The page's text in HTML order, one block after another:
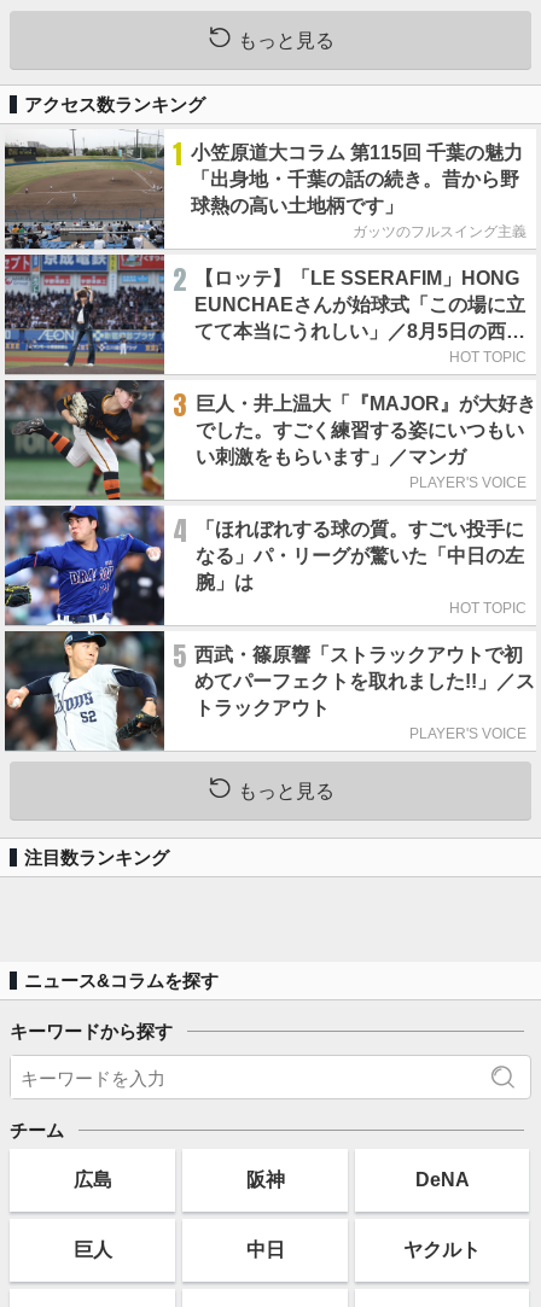
もっと見る
アクセス数ランキング
1 小笠原道大コラム 第115回 千葉の魅力
「出身地・千葉の話の続き。昔から野
球熱の高い土地柄です」
ガッツのフルスイング主義
2
【ロッテ】「LE SSERAFIM」HONG
EUNCHAEさんが始球式「この場に立
てて本当にうれしい」／8月5日の西武
HOT TOPIC
3
巨人・井上温大「『MAJOR』が大好き
でした。すごく練習する姿にいつもい
い刺激をもらいます」／マンガ
PLAYER'S VOICE
4
「ほれぼれする球の質。すごい投手に
なる」パ・リーグが驚いた「中日の左
腕」は
HOT TOPIC
5 西武・篠原響「ストラックアウトで初
めてパーフェクトを取れました!!」／ス
トラックアウト
PLAYER'S VOICE
もっと見る
注目数ランキング
ニュース&コラムを探す
キーワードから探す
チーム
広島 阪神 DeNA
巨人 中日 ヤクルト